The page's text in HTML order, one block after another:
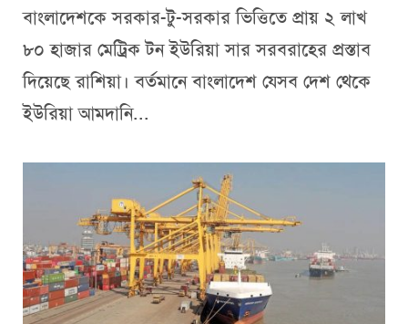
বাংলাদেশকে সরকার-টু-সরকার ভিত্তিতে প্রায় ২ লাখ
৮০ হাজার মেট্রিক টন ইউরিয়া সার সরবরাহের প্রস্তাব
দিয়েছে রাশিয়া। বর্তমানে বাংলাদেশ যেসব দেশ থেকে
ইউরিয়া আমদানি...